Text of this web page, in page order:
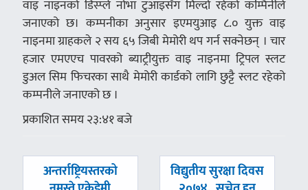
वाइ नाइनको डिस्प्ले नोभा टुआइसँग मिल्दो रहेको कम्पिनीले
जनाएको छ। कम्पनीका अनुसार इएमयुआइ ८.० युक्त वाइ
नाइनमा ग्राहकले २ सय ६५ जिबी मेमोरी थप गर्न सक्नेछन् । चार
हजार एमएएच पावरको ब्याट्रीयुक्त वाइ नाइनमा ट्रिपल स्लट
डुअल सिम फिचरका साथै मेमोरी कार्डको लागि छुट्टै स्लट रहेको
कम्पनीले जनाएको छ ।
प्रकाशित समय २३:४१ बजे
पछिल्लाे
अन्तर्राष्ट्रियस्तरको
अघिल्लाे
विद्युतीय सुरक्षा दिवस